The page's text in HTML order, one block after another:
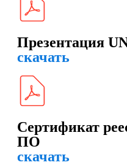
Презентация
скачать
Сертификат
ПО
скачать